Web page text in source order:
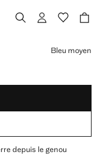
Bleu moyen
depuis le genou